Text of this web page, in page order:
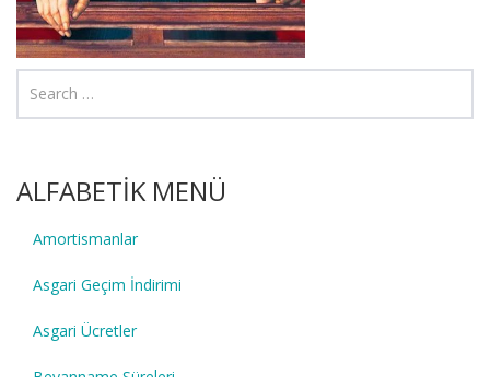
ALFABETİK MENÜ
Amortismanlar
Asgari Geçim İndirimi
Asgari Ücretler